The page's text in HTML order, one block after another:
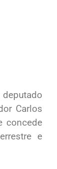
Carlos
concede
e